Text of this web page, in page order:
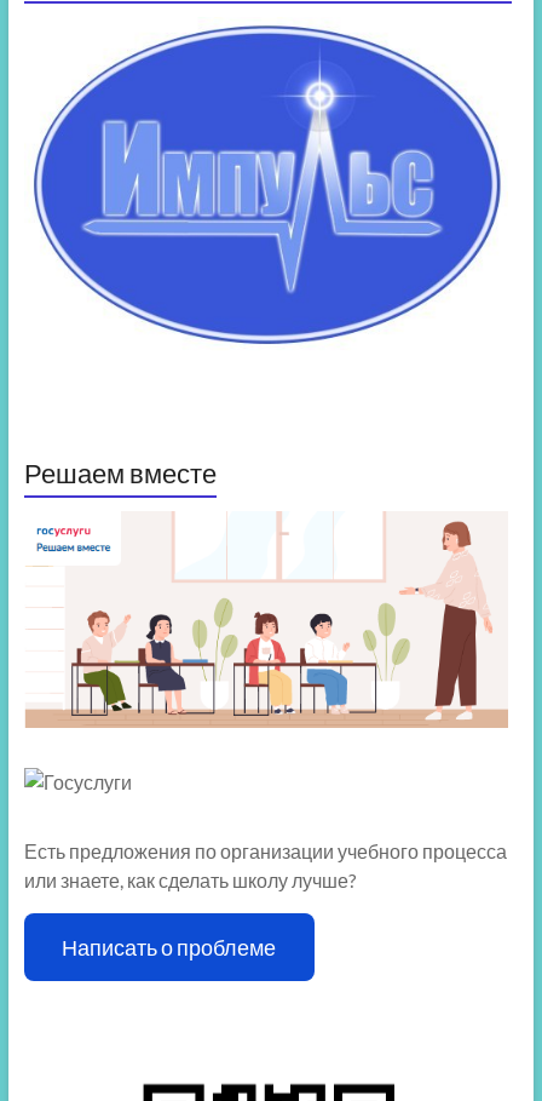
Решаем вместе
Есть предложения по организации учебного процесса
или знаете, как сделать школу лучше?
Написать о проблеме